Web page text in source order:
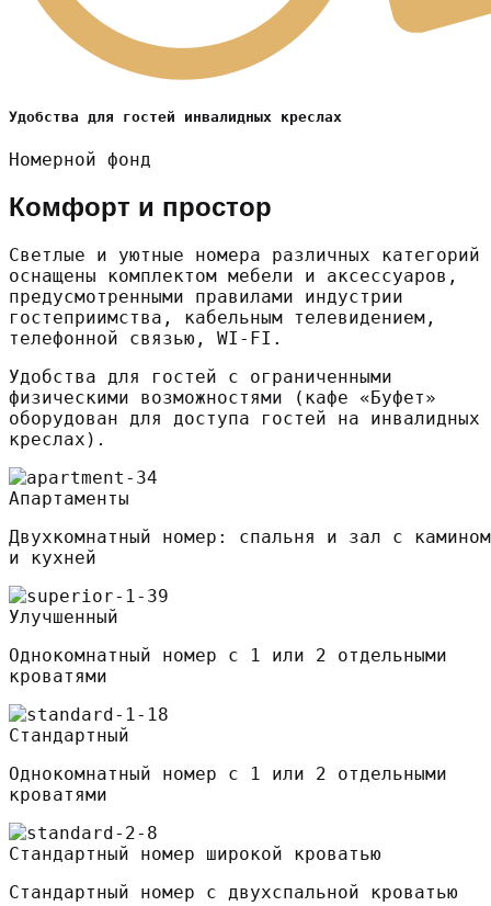
Удобства для гостей инвалидных креслах
Номерной фонд
Комфорт и простор
Светлые и уютные номера различных категорий
оснащены комплектом мебели и аксессуаров,
предусмотренными правилами индустрии
гостеприимства, кабельным телевидением,
телефонной связью, WI-FI.
Удобства для гостей с ограниченными
физическими возможностями (кафе «Буфет»
оборудован для доступа гостей на инвалидных
креслах) .
Апартаменты
Двухкомнатный номер: спальня и зал с камином
и кухней
Улучшенный
Однокомнатный номер с 1 или 2 отдельными
кроватями
Стандартный
Однокомнатный номер с 1 или 2 отдельными
кроватями
Стандартный номер широкой кроватью
Стандартный номер с двухспальной кроватью